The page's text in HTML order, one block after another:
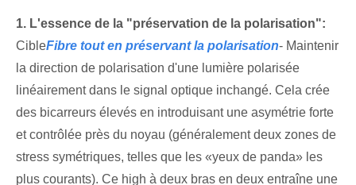
1. L'essence de la "préservation de la polarisation":
CibleFibre tout en préservant la polarisation- Maintenir
la direction de polarisation d'une lumière polarisée
linéairement dans le signal optique inchangé. Cela crée
des bicarreurs élevés en introduisant une asymétrie forte
et contrôlée près du noyau (généralement deux zones de
stress symétriques, telles que les «yeux de panda» les
plus courants). Ce high à deux bras en deux entraîne une